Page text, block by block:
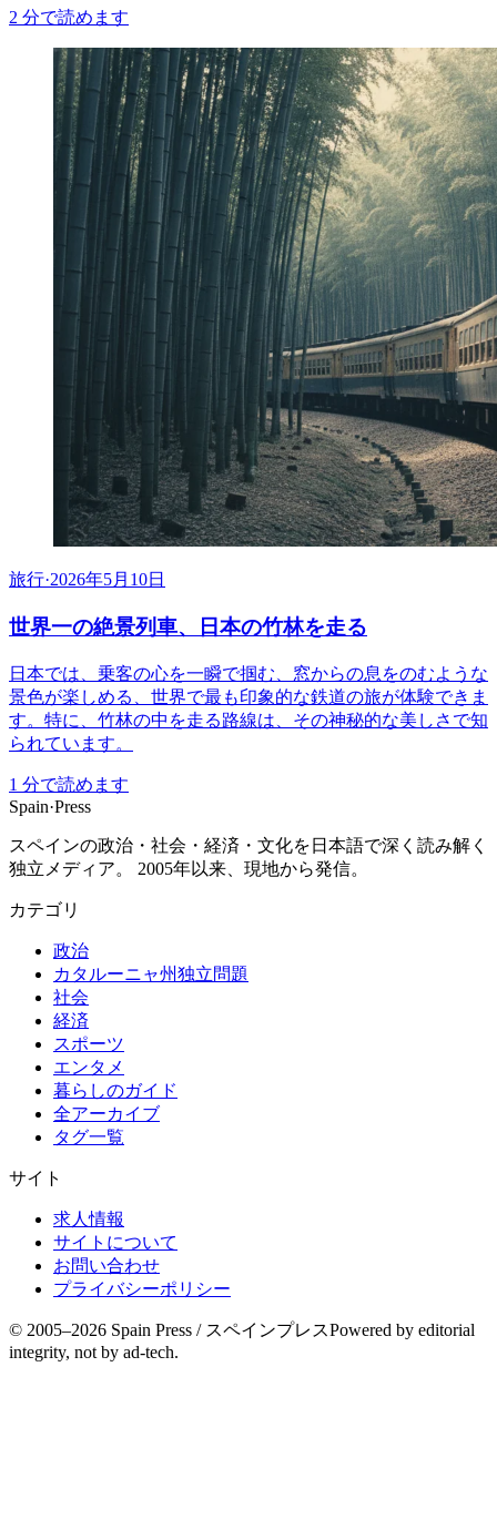
2 分で読めます
旅行·2026年5月10日
世界一の絶景列車、日本の竹林を走る
日本では、乗客の心を一瞬で掴む、窓からの息をのむような
景色が楽しめる、世界で最も印象的な鉄道の旅が体験できま
す。特に、竹林の中を走る路線は、その神秘的な美しさで知
られています。
1 分で読めます
Spain·Press
スペインの政治・社会・経済・文化を日本語で深く読み解く
独立メディア。 2005年以来、現地から発信。
カテゴリ
政治
カタルーニャ州独立問題
社会
経済
スポーツ
エンタメ
暮らしのガイド
全アーカイブ
タグ一覧
サイト
求人情報
サイトについて
お問い合わせ
プライバシーポリシー
© 2005–2026 Spain Press / スペインプレスPowered by editorial
integrity, not by ad-tech.